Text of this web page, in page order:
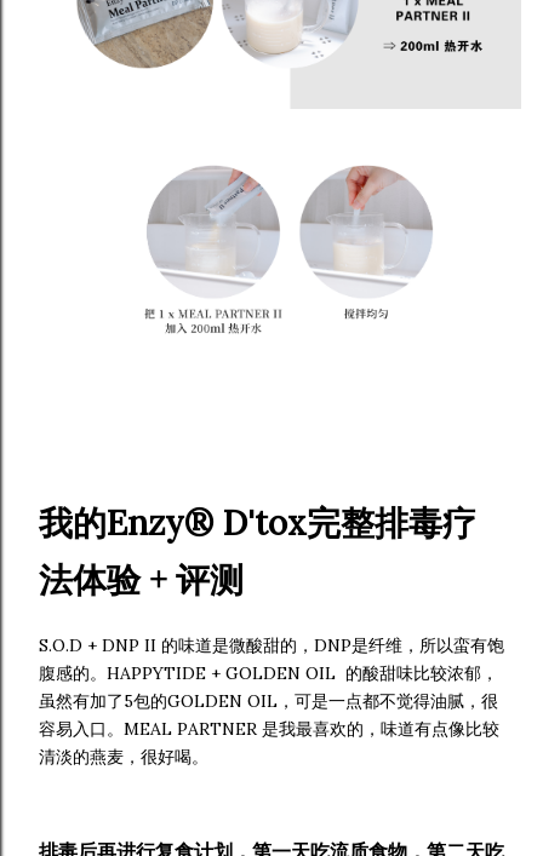
我的Enzy® D'tox完整排毒疗
法体验 + 评测
S.O.D + DNP II 的味道是微酸甜的，DNP是纤维，所以蛮有饱
腹感的。HAPPYTIDE + GOLDEN OIL 的酸甜味比较浓郁，
虽然有加了5包的GOLDEN OIL，可是一点都不觉得油腻，很
容易入口。MEAL PARTNER 是我最喜欢的，味道有点像比较
清淡的燕麦，很好喝。